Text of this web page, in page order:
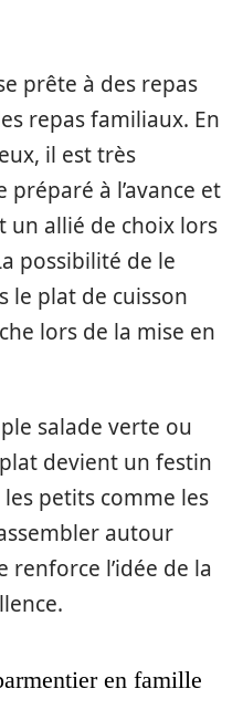
prête à des repas
repas familiaux. En
il est très
à l’avance et
un allié de choix lors
possibilité de le
le plat de cuisson
lors de la mise en
salade verte ou
devient un festin
petits comme les
autour
renforce l’idée de la
en famille